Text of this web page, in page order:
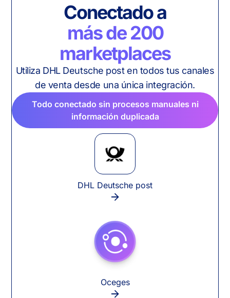
Conectado a
más de 200
marketplaces
Utiliza DHL Deutsche post en todos tus canales
de venta desde una única integración.
Todo conectado sin procesos manuales ni
información duplicada
DHL Deutsche post
Oceges